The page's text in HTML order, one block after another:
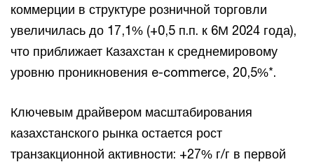
коммерции в структуре розничной торговли
увеличилась до 17,1% (+0,5 п.п. к 6М 2024 года),
что приближает Казахстан к среднемировому
уровню проникновения e-commerce, 20,5%*.
Ключевым драйвером масштабирования
казахстанского рынка остается рост
транзакционной активности: +27% г/г в первой